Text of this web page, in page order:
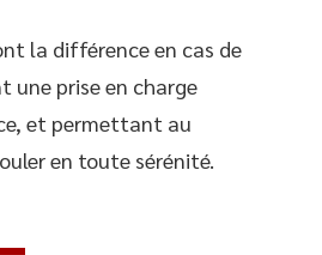
la différence en cas de
une prise en charge
et permettant au
en toute sérénité.